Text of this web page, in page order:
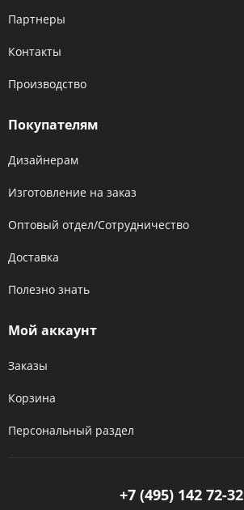
Партнеры
Контакты
Производство
Покупателям
Дизайнерам
Изготовление на заказ
Оптовый отдел/Сотрудничество
Доставка
Полезно знать
Мой аккаунт
Заказы
Корзина
Персональный раздел
+7 (495) 142 72-32